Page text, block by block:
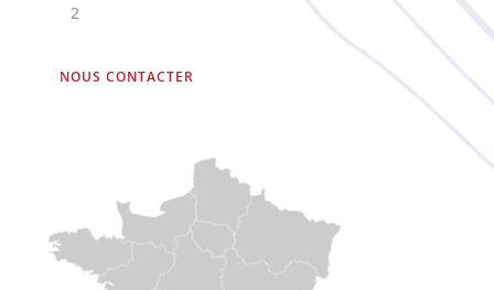
2
NOUS CONTACTER